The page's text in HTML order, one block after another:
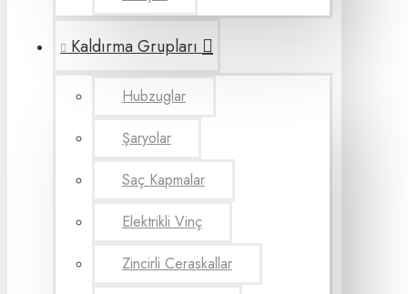
Kaldırma Grupları
Hubzuglar
Şaryolar
Saç Kapmalar
Elektrikli Vinç
Zincirli Ceraskallar